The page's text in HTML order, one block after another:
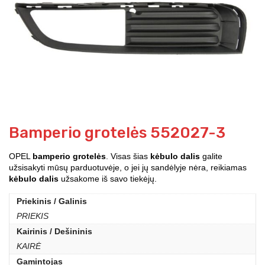
Bamperio grotelės 552027-3
OPEL bamperio grotelės . Visas šias kėbulo dalis galite
užsisakyti mūsų parduotuvėje, o jei jų sandėlyje nėra, reikiamas
kėbulo dalis užsakome iš savo tiekėjų.
Priekinis / Galinis
PRIEKIS
Kairinis / Dešininis
KAIRĖ
Gamintojas